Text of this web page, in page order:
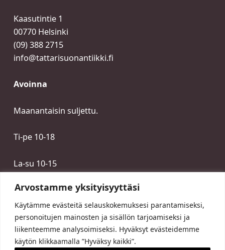
Arvostamme yksityisyyttäsi
Käytämme evästeitä selauskokemuksesi parantamiseksi,
personoitujen mainosten ja sisällön tarjoamiseksi ja
liikenteemme analysoimiseksi. Hyväksyt evästeidemme
käytön klikkaamalla ”Hyväksy kaikki”.
Kaasutintie 1
00770 Helsinki
(09) 388 2715
info@tattarisuonantiikki.fi
Avoinna
Maanantaisin suljettu.
Ti-pe 10-18
La-su 10-15